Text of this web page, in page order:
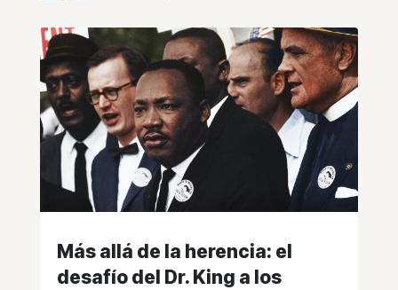
Más allá de la herencia: el
desafío del Dr. King a los